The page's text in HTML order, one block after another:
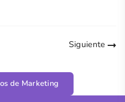
Siguiente
de Marketing